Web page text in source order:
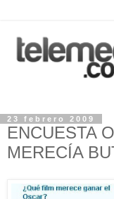
23 febrero 2009
ENCUESTA
MERECÍA